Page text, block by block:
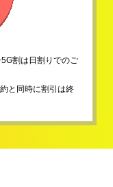
割は日割りでのご
と同時に割引は終